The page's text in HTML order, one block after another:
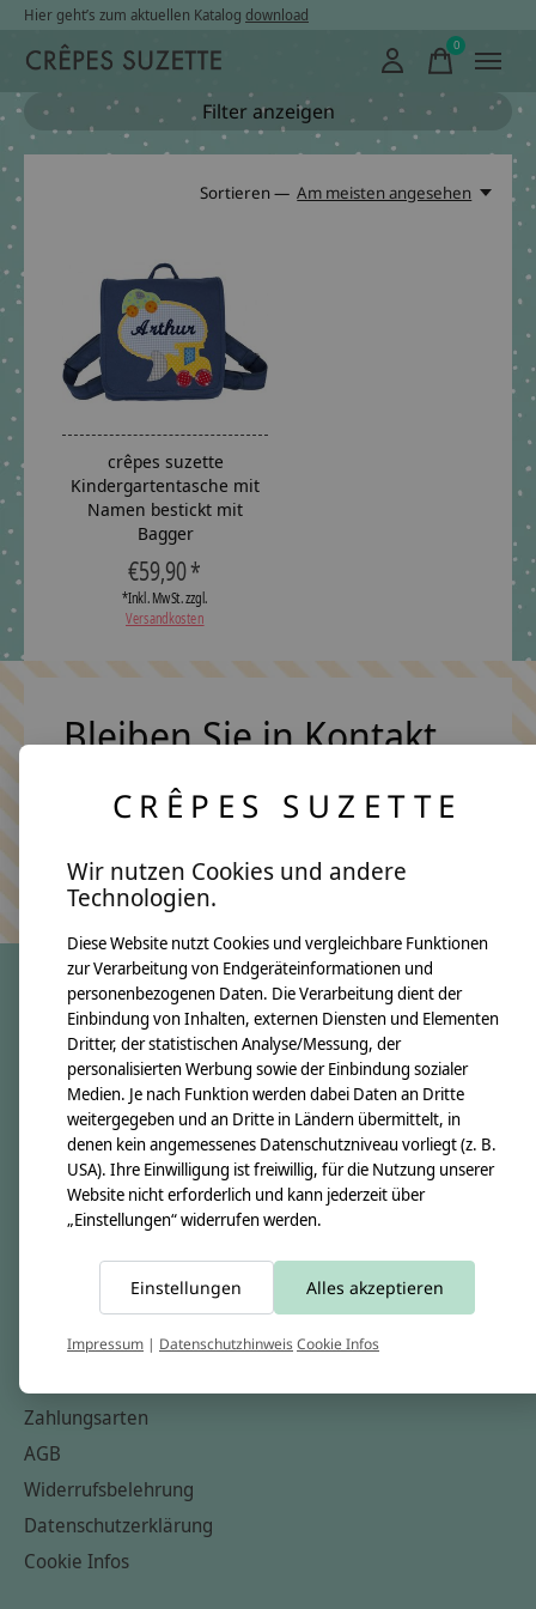
Hier geht’s zum aktuellen Katalog download
0items
Filter anzeigen
Sortieren — Am meisten angesehen
crêpes suzette
Kindergartentasche mit
Namen bestickt mit
Bagger
€59,90 *
*Inkl. MwSt. zzgl.
Versandkosten
Bleiben Sie in Kontakt
Keine Sorge, wir übertreiben es nicht
crêpes suzette
Über uns
Unsere Creppies
Nähkästchen
Unsere Stoffe
Impressum
Informationen
Kontakt
Zahlungsarten
AGB
Widerrufsbelehrung
Datenschutzerklärung
Cookie Infos
CRÊPES SUZETTE
Wir nutzen Cookies und andere
Technologien.
Diese Website nutzt Cookies und vergleichbare Funktionen
zur Verarbeitung von Endgeräteinformationen und
personenbezogenen Daten. Die Verarbeitung dient der
Einbindung von Inhalten, externen Diensten und Elementen
Dritter, der statistischen Analyse/Messung, der
personalisierten Werbung sowie der Einbindung sozialer
Medien. Je nach Funktion werden dabei Daten an Dritte
weitergegeben und an Dritte in Ländern übermittelt, in
denen kein angemessenes Datenschutzniveau vorliegt (z. B.
USA). Ihre Einwilligung ist freiwillig, für die Nutzung unserer
Website nicht erforderlich und kann jederzeit über
„Einstellungen“ widerrufen werden.
Einstellungen Alles akzeptieren
Impressum | DatenschutzhinweisCookie Infos